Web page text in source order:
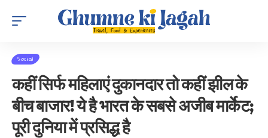
Social
कहीं सिर्फ महिलाएं दुकानदार तो कहीं झील के
बीच बाजार! ये है भारत के सबसे अजीब मार्केट;
पूरी दुनिया में प्रसिद्ध है